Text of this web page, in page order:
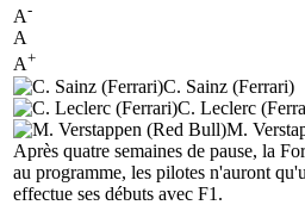
A-
A
A+
C. Sainz (Ferrari)
C. Leclerc
M.
Après quatre semaines de pause, la
au programme, les pilotes n'auront
effectue ses débuts avec F1.